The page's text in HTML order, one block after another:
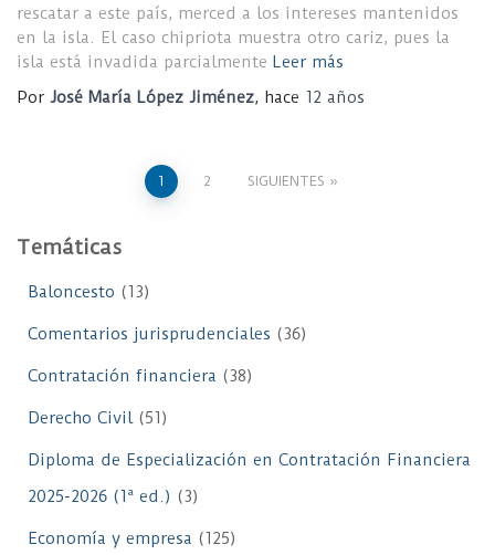
rescatar a este país, merced a los intereses mantenidos
en la isla. El caso chipriota muestra otro cariz, pues la
isla está invadida parcialmente Leer más
Por José María López Jiménez, hace 12 años
Paginación
de
entradas
1 2 SIGUIENTES
Temáticas
Baloncesto (13)
Comentarios jurisprudenciales (36)
Contratación financiera (38)
Derecho Civil(51)
Diploma de Especialización en Contratación Financiera
2025-2026 (1ª ed.) (3)
Economía y empresa (125)